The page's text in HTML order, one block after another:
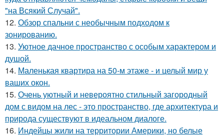
"на Всякий Случай".
12. Обзор спальни с необычным подходом к
зонированию.
13. Уютное дачное пространство с особым характером и
душой.
14. Маленькая квартира на 50-м этаже - и целый мир у
ваших окон.
15. Очень уютный и невероятно стильный загородный
дом с видом на лес - это пространство, где архитектура и
природа существуют в идеальном диалоге.
16. Индейцы жили на территории Америки, но белые